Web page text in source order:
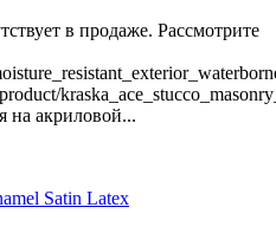
в продаже. Рассмотрите
на акриловой...
Satin Latex